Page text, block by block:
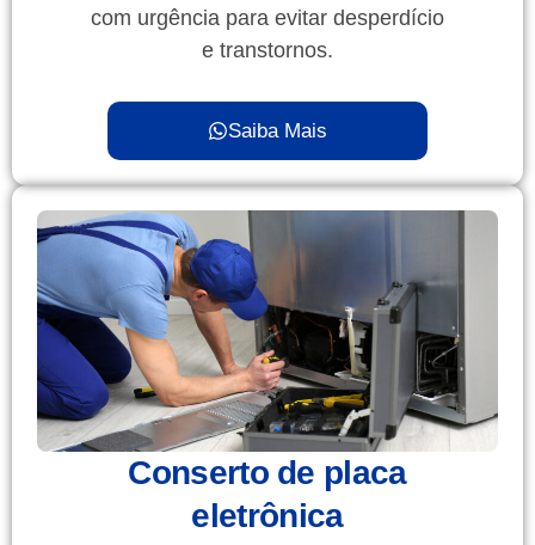
com urgência para evitar desperdício
e transtornos.
Saiba Mais
Conserto de placa
eletrônica